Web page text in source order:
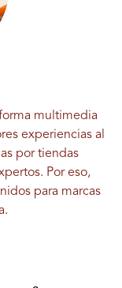
multimedia
experiencias al
por tiendas
Por eso,
para marcas